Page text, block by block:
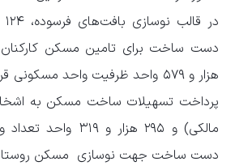
هزار و ۵۷۹ واحد ظرفیت واحد
پرداخت تسهیلات ساخت مسکن به
مالکی) و ۲۹۵ هزار و
دست ساخت جهت نوسازی مسکن